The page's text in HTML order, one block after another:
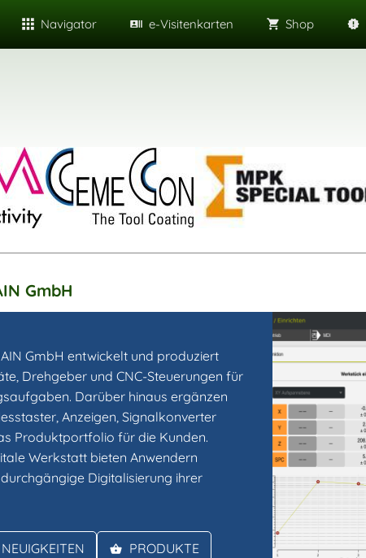
Navigator e-Visitenkarten Shop
GmbH
GmbH entwickelt und produziert
Drehgeber und CNC-Steuerungen für
Darüber hinaus ergänzen
Anzeigen, Signalkonverter
Produktportfolio für die Kunden.
Werkstatt bieten Anwendern
Digitalisierung ihrer
NEUIGKEITEN PRODUKTE